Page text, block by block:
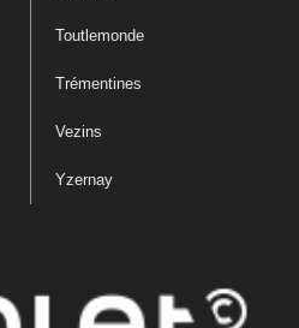
Toutlemonde
Trémentines
Vezins
Yzernay